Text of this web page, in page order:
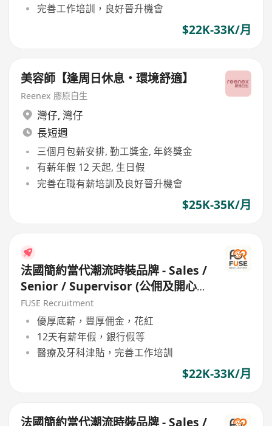
完善工作培訓，良好晉升機會
$22K-33K/月
美容師【逢周日休息・環境舒適】
Reenex 膠原自生
灣仔, 灣仔
長短週
三個月包薪安排, 勤工獎金, 年終獎金
有薪年假 12 天起, 生日假
完善在職有薪培訓及良好晉升機會
$25K-35K/月
法國簡約當代潮流時裝品牌 - Sales /
Senior / Supervisor (公佣及開心
工作環境 / 良好公司文代)
FUSE Recruitment
優厚底薪，豐厚佣金，花紅
12天有薪年假，銀行假等
醫療及牙科津貼，完善工作培訓
$22K-33K/月
法國簡約當代潮流時裝品牌 - Sales /